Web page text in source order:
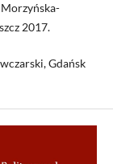
Morzyńska-
2017.
Gdańsk